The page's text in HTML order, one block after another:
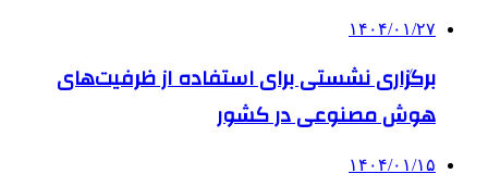
۱۴۰۴/۰۱/۲۷
برگزاری نشستی برای استفاده از ظرفیت‌های
هوش مصنوعی در کشور
۱۴۰۴/۰۱/۱۵